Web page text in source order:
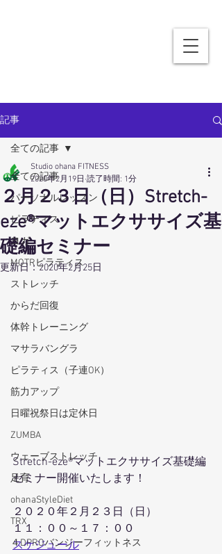
記事
全ての記事
パーソナルレッスン
ピラティス
ヨガ
MOTRピラティス
ストレッチ
からだ回復
体幹トレーニング
マサラバングラ
ピラティス（子連OK）
筋力アップ
日曜祝祭日は定休日
ZUMBA
ウェーブストレッチ
足育
ohanaStyleDiet
TRX
４DPROバンジーフィットネス
全ての記事
２月２３日（日）Stretch-
eze®マットエクササイズ基
礎編セミナー
Studio ohana FITNESS
2020年2月19日 読了時間: 1分
更新日：2020年2月25日
Stretch-eze®マットエクササイズ基礎編
セミナー開催いたします！
２０２０年２月２３日（日）
１１：００～１７：００
スケジュール